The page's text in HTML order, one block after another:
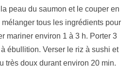
peau du saumon et le couper en
tous les ingrédients pour
mariner environ 1 à 3 h. Porter 3
ébullition. Verser le riz à sushi et
très doux durant environ 20 min.